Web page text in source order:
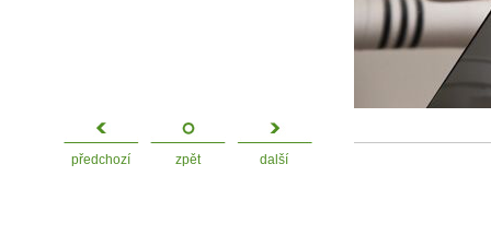
předchozí zpět další